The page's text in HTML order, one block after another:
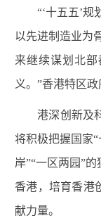
“‘十五五’
以先进制造业为
来继续谋划北
义。”香港特区
港深创新及
将积极把握国家
岸”“一区两园”
香港，培育香港
献力量。